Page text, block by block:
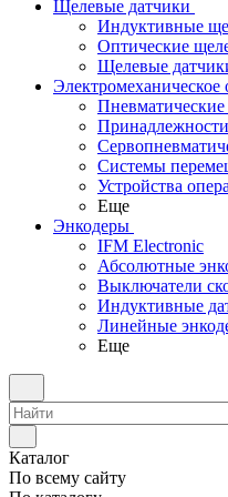
Щелевые датчики
Индуктивные
Оптические
Щелевые
Электромеханическое
Пневматические
Системы
Устройства
Еще
Энкодеры
IFM Electronic
Абсолютные
Выключатели
Индуктивные
Линейные
Еще
Каталог
По всему сайту